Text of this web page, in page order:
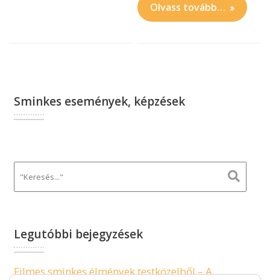
Olvass tovább…
Sminkes események, képzések
Legutóbbi bejegyzések
Filmes sminkes élmények testközelből – A